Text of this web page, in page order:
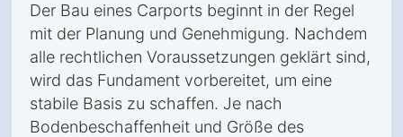
Der Bau eines Carports beginnt in der Regel
mit der Planung und Genehmigung. Nachdem
alle rechtlichen Voraussetzungen geklärt sind,
wird das Fundament vorbereitet, um eine
stabile Basis zu schaffen. Je nach
Bodenbeschaffenheit und Größe des